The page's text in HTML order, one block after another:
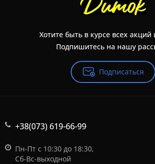
Хотите быть в курсе всех акций
Подпишитесь на нашу
Подписаться
+38(073) 619-66-99
Пн-Пт с 10:30 до 18:30,
Сб-Вс-выходной